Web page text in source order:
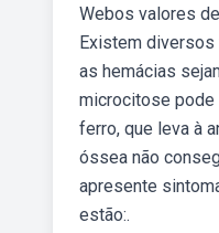
Webos valores
Existem diversos
as hemácias
microcitose pode
ferro, que leva à
óssea não
apresente
estão:.